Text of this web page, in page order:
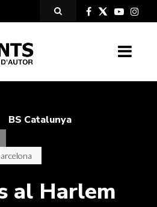
BS Catalunya
al Harlem